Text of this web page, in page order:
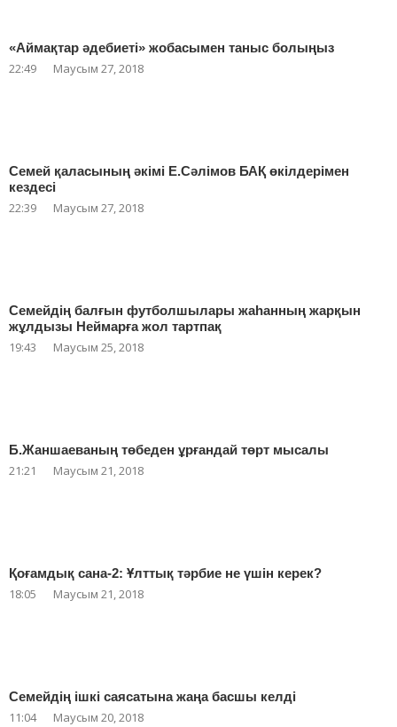
«Аймақтар әдебиеті» жобасымен таныс болыңыз
22:49 Маусым 27, 2018
Семей қаласының әкімі Е.Сәлімов БАҚ өкілдерімен
кездесі
22:39 Маусым 27, 2018
Семейдің балғын футболшылары жаһанның жарқын
жұлдызы Неймарға жол тартпақ
19:43 Маусым 25, 2018
Б.Жаншаеваның төбеден ұрғандай төрт мысалы
21:21 Маусым 21, 2018
Қоғамдық сана-2: Ұлттық тәрбие не үшін керек?
18:05 Маусым 21, 2018
Семейдің ішкі саясатына жаңа басшы келді
11:04 Маусым 20, 2018